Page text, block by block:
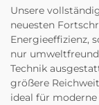
Unsere
neuesten
Energieeffizienz,
nur
Technik
größere
ideal für moderne